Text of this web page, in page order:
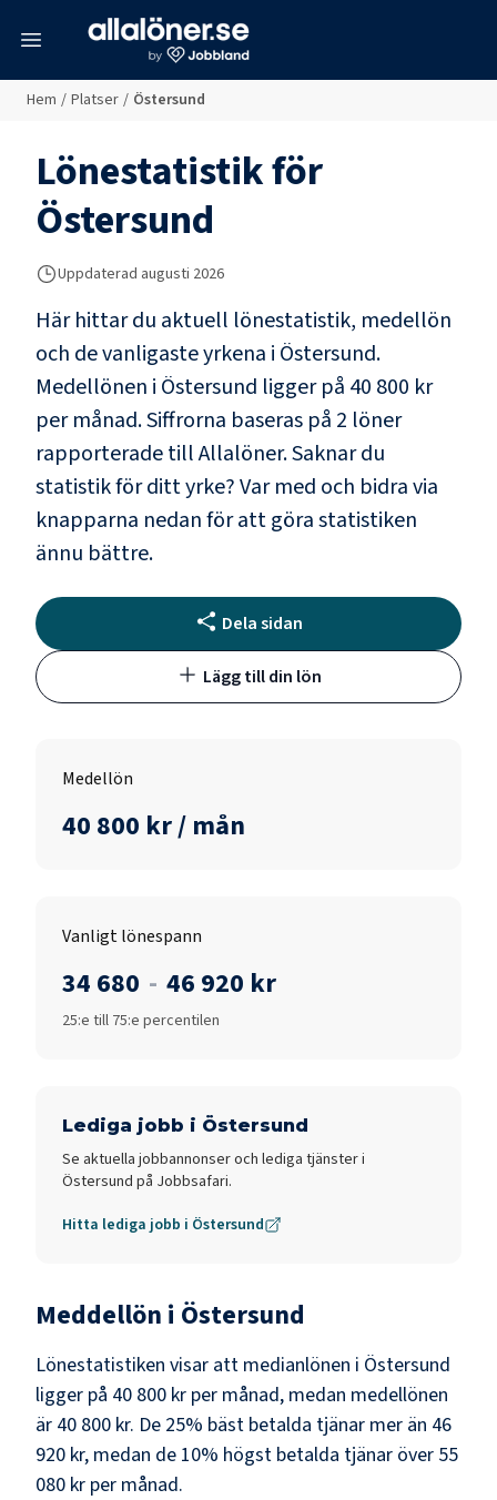
Hem / Platser / Östersund
Lönestatistik för
Östersund
Uppdaterad augusti 2026
Här hittar du aktuell lönestatistik, medellön
och de vanligaste yrkena i Östersund.
Medellönen i Östersund ligger på 40 800 kr
per månad. Siffrorna baseras på 2 löner
rapporterade till Allalöner. Saknar du
statistik för ditt yrke? Var med och bidra via
knapparna nedan för att göra statistiken
ännu bättre.
Dela sidan
Lägg till din lön
Medellön
40 800 kr / mån
Vanligt lönespann
34 680 - 46 920 kr
25:e till 75:e percentilen
Lediga jobb i Östersund
Se aktuella jobbannonser och lediga tjänster i
Östersund på Jobbsafari.
Hitta lediga jobb i Östersund
Meddellön i Östersund
Lönestatistiken visar att medianlönen i Östersund
ligger på 40 800 kr per månad, medan medellönen
är 40 800 kr. De 25% bäst betalda tjänar mer än 46
920 kr, medan de 10% högst betalda tjänar över 55
080 kr per månad.